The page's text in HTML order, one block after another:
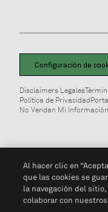
Configuración de
Disclaimers Legales
Política de Privacidad
No Vendan Mi
Al hacer clic en
que las cookies se
la navegación del
colaborar con